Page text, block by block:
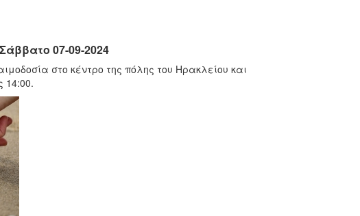
07-09-2024
στο κέντρο της πόλης του Ηρακλείου και
14:00.